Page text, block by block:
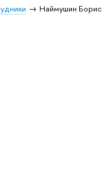
Наймушин Борис